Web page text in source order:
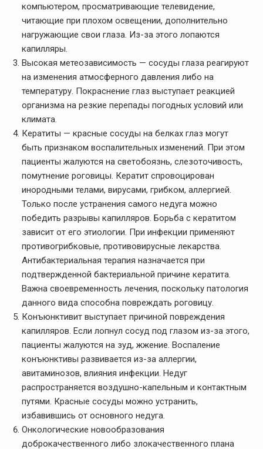
компьютером, просматривающие телевидение,
читающие при плохом освещении, дополнительно
нагружающие свои глаза. Из-за этого лопаются
капилляры.
Высокая метеозависимость — сосуды глаза реагируют
на изменения атмосферного давления либо на
температуру. Покраснение глаз выступает реакцией
организма на резкие перепады погодных условий или
климата.
Кератиты — красные сосуды на белках глаз могут
быть признаком воспалительных изменений. При этом
пациенты жалуются на светобоязнь, слезоточивость,
помутнение роговицы. Кератит спровоцирован
инородными телами, вирусами, грибком, аллергией.
Только после устранения самого недуга можно
победить разрывы капилляров. Борьба с кератитом
зависит от его этиологии. При инфекции применяют
противогрибковые, противовирусные лекарства.
Антибактериальная терапия назначается при
подтвержденной бактериальной причине кератита.
Важна своевременность лечения, поскольку патология
данного вида способна повреждать роговицу.
Конъюнктивит выступает причиной повреждения
капилляров. Если лопнул сосуд под глазом из-за этого,
пациенты жалуются на зуд, жжение. Воспаление
конъюнктивы развивается из-за аллергии,
авитаминозов, влияния инфекции. Недуг
распространяется воздушно-капельным и контактным
путями. Красные сосуды можно устранить,
избавившись от основного недуга.
Онкологические новообразования
доброкачественного либо злокачественного плана